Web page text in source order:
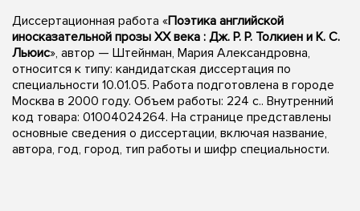
Диссертационная работа «Поэтика английской
иносказательной прозы XX века : Дж. Р. Р. Толкиен и К. С.
Льюис», автор — Штейнман, Мария Александровна,
относится к типу: кандидатская диссертация по
специальности 10.01.05. Работа подготовлена в городе
Москва в 2000 году. Объем работы: 224 с.. Внутренний
код товара: 01004024264. На странице представлены
основные сведения о диссертации, включая название,
автора, год, город, тип работы и шифр специальности.